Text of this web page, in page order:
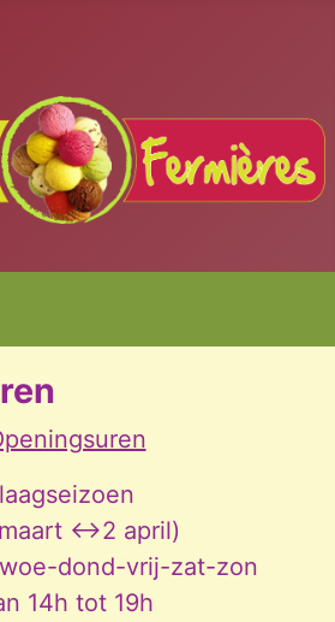
laagseizoen
<->2 april)
dond-vrij-zat-zon
14h tot 19h